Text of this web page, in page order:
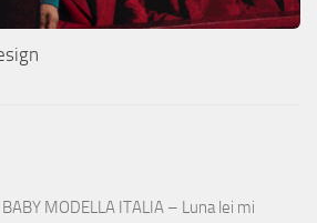
BABY MODELLA ITALIA – Luna lei mi